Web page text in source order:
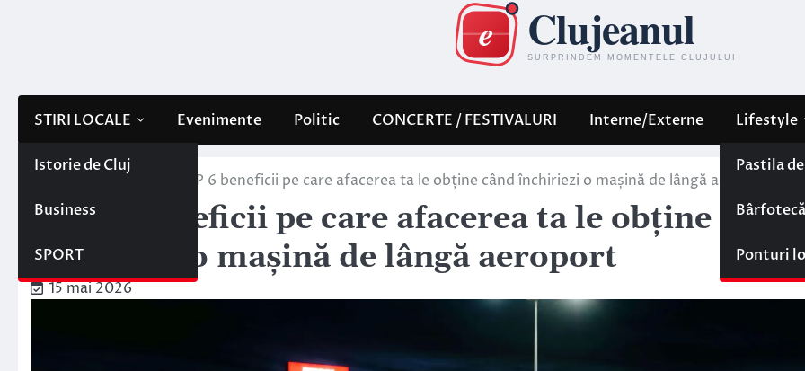
STIRI LOCALE
Istorie de Cluj
Business
SPORT
Evenimente Politic CONCERTE / FESTIVALURI Interne/Externe Lifestyle
Pastila
Bârfotecă
Ponturi
Lifestyle TOP 6 beneficii pe care afacerea ta le obține când închiriezi o mașină de lângă aeroport
TOP 6 beneficii pe care afacerea ta le obține când
închiriezi o mașină de lângă aeroport
15 mai 2026